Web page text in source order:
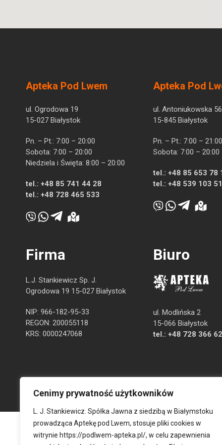
Cenimy prywatność użytkowników
L. J. Stankiewicz. Spółka Jawna z siedzibą w Białymstoku
prowadząca Aptekę pod Lwem, stosuje pliki cookies w
witrynie https://podlwem-apteka.pl/, w celu zapewnienia
Apteka Pod Lwem
ul. Ogrodowa 19
15-027 Białystok
Pn. – Pt.: 7:00 – 20:00
Sobota: 7:00 – 20:00
Niedziela i Święta: 8:00 – 20:00
tel.: +48 85 741 44 28
tel.: +48 728 465 533
Apteka Pod
ul. Antoniukowska 56
15-845 Białystok
Pn. – Pt.: 7:00 – 21:00
Sobota: 7:00 – 20:00
tel.: +48 85 653 78
tel.: +48 539 103
Firma
L.J. Stankiewicz Sp. J.
Ogrodowa 19 15-027 Białystok
NIP: 966-182-95-33
REGON: 200055118
KRS: 0000247068
Biuro
ul. Modlińska 2
15-066 Białystok
tel.: +48 728 366